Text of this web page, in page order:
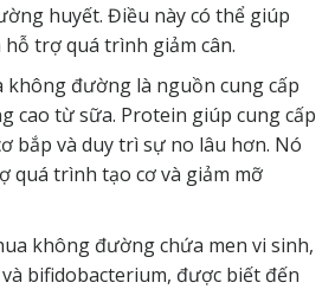
huyết. Điều này có thể giúp
trợ quá trình giảm cân.
không đường là nguồn cung cấp
cao từ sữa. Protein giúp cung cấp
bắp và duy trì sự no lâu hơn. Nó
quá trình tạo cơ và giảm mỡ
không đường chứa men vi sinh,
bifidobacterium, được biết đến